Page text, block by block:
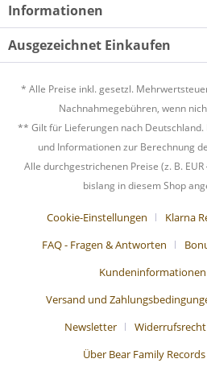
Informationen
Ausgezeichnet Einkaufen
* Alle Preise inkl. gesetzl.
Nachnahmegebühren, wenn
** Gilt für Lieferungen nach
und Informationen zur Berechnung
Alle durchgestrichenen Preise (z. B. EUR
bislang in diesem Shop
Cookie-Einstellungen Klarna
FAQ - Fragen & Antworten
Kundeninformationen
Versand und
Newsletter
Widerrufsrecht
Über Bear Family Records